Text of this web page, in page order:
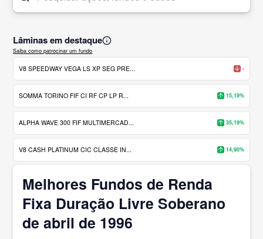
Lâminas em destaque
Saiba como patrocinar um fundo
V8 SPEEDWAY VEGA LS XP SEG PRE... -
SOMMA TORINO FIF CI RF CP LP R... 15,19%
ALPHA WAVE 300 FIF MULTIMERCAD... 35,19%
V8 CASH PLATINUM CIC CLASSE IN... 14,90%
Melhores Fundos de Renda
Fixa Duração Livre Soberano
de abril de 1996